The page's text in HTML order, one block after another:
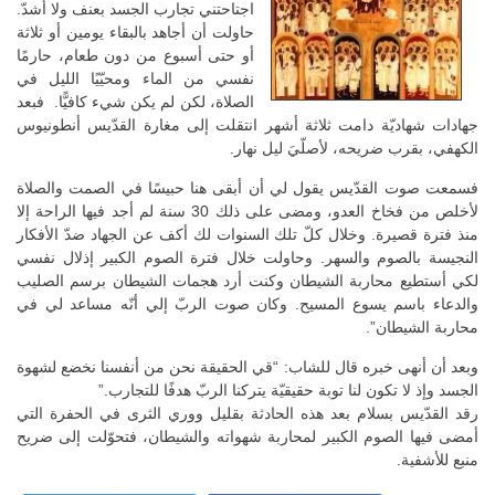
اجتاحتني تجارب الجسد بعنف ولا أشدّ.
حاولت أن أجاهد بالبقاء يومين أو ثلاثة
أو حتى أسبوع من دون طعام، حارمًا
نفسي من الماء ومحيّيًا الليل في
الصلاة، لكن لم يكن شيء كافيًّا. فبعد
جهادات شهاديّة دامت ثلاثة أشهر انتقلت إلى مغارة القدّيس أنطونيوس
الكهفي، بقرب ضريحه، لأصلّيَ ليل نهار.
فسمعت صوت القدّيس يقول لي أن أبقى هنا حبيسًا في الصمت والصلاة
لأخلص من فخاخ العدو، ومضى على ذلك 30 سنة لم أجد فيها الراحة إلا
منذ فترة قصيرة. وخلال كلّ تلك السنوات لك أكف عن الجهاد ضدّ الأفكار
النجيسة بالصوم والسهر. وحاولت خلال فترة الصوم الكبير إذلال نفسي
لكي أستطيع محاربة الشيطان وكنت أرد هجمات الشيطان برسم الصليب
والدعاء باسم يسوع المسيح. وكان صوت الربّ إلي أنّه مساعد لي في
محاربة الشيطان”.
وبعد أن أنهى خبره قال للشاب: “قي الحقيقة نحن من أنفسنا نخضع لشهوة
الجسد وإذ لا تكون لنا توبة حقيقيّة يتركنا الربّ هدفًا للتجارب.”
رقد القدّيس بسلام بعد هذه الحادثة بقليل ووري الثرى في الحفرة التي
أمضى فيها الصوم الكبير لمحاربة شهواته والشيطان، فتحوّلت إلى ضريح
منبع للأشفية.